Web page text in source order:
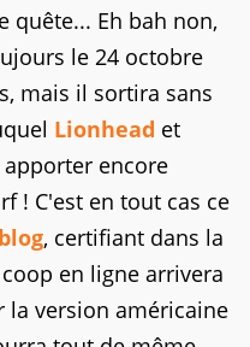
quête... Eh bah non,
le 24 octobre
mais il sortira sans
Lionhead et
encore
! C'est en tout cas ce
, certifiant dans la
en ligne arrivera
la version américaine